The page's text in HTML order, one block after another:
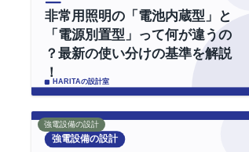
強電設備の設計